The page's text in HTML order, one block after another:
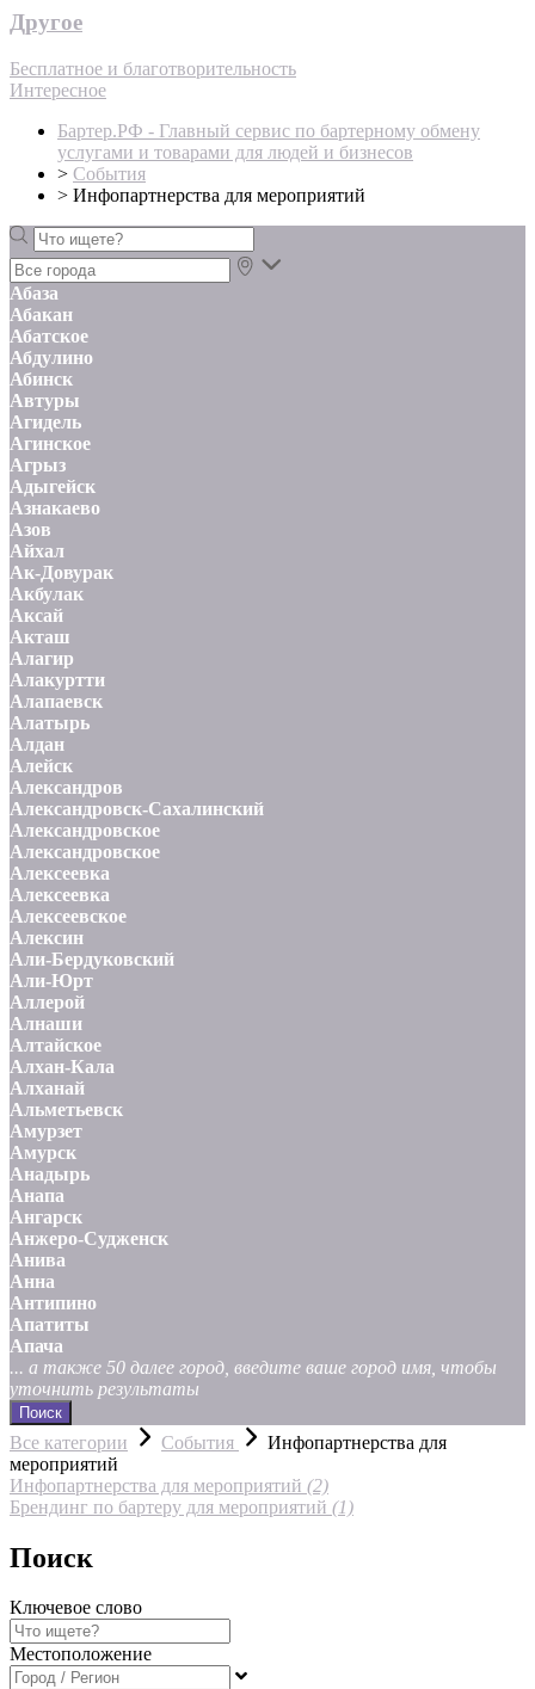
Другое
Бесплатное и благотворительность
Интересное
Бартер.РФ - Главный сервис по бартерному обмену
услугами и товарами для людей и бизнесов
> События
> Инфопартнерства для мероприятий
Абаза
Абакан
Абатское
Абдулино
Абинск
Автуры
Агидель
Агинское
Агрыз
Адыгейск
Азнакаево
Азов
Айхал
Ак-Довурак
Акбулак
Аксай
Акташ
Алагир
Алакуртти
Алапаевск
Алатырь
Алдан
Алейск
Александров
Александровск-Сахалинский
Александровское
Александровское
Алексеевка
Алексеевка
Алексеевское
Алексин
Али-Бердуковский
Али-Юрт
Аллерой
Алнаши
Алтайское
Алхан-Кала
Алханай
Альметьевск
Амурзет
Амурск
Анадырь
Анапа
Ангарск
Анжеро-Судженск
Анива
Анна
Антипино
Апатиты
Апача
... а также 50 далее город, введите ваше город имя, чтобы
уточнить результаты
Поиск
Все категории События
Инфопартнерства для
мероприятий
Инфопартнерства для мероприятий (2)
Брендинг по бартеру для мероприятий (1)
Поиск
Ключевое слово
Местоположение